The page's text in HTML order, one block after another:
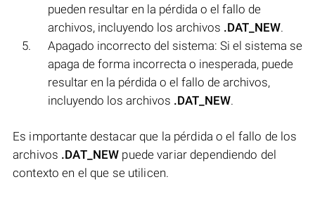
pueden resultar en la pérdida o el fallo de
archivos, incluyendo los archivos .DAT_NEW.
Apagado incorrecto del sistema: Si el sistema se
apaga de forma incorrecta o inesperada, puede
resultar en la pérdida o el fallo de archivos,
incluyendo los archivos .DAT_NEW.
Es importante destacar que la pérdida o el fallo de los
archivos .DAT_NEW puede variar dependiendo del
contexto en el que se utilicen.